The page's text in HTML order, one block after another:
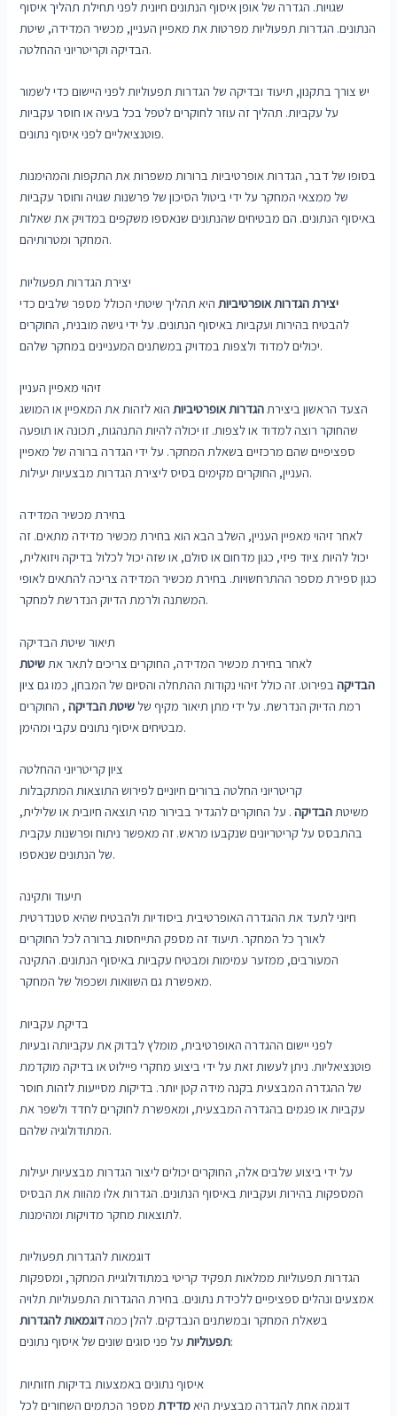
שגויות. הגדרה של אופן איסוף הנתונים חיונית לפני תחילת תהליך איסוף
הנתונים. הגדרות תפעוליות מפרטות את מאפיין העניין, מכשיר המדידה, שיטת
הבדיקה וקריטריוני ההחלטה.
יש צורך בתקנון, תיעוד ובדיקה של הגדרות תפעוליות לפני היישום כדי לשמור
על עקביות. תהליך זה עוזר לחוקרים לטפל בכל בעיה או חוסר עקביות
פוטנציאליים לפני איסוף נתונים.
בסופו של דבר, הגדרות אופרטיביות ברורות משפרות את התקפות והמהימנות
של ממצאי המחקר על ידי ביטול הסיכון של פרשנות שגויה וחוסר עקביות
באיסוף הנתונים. הם מבטיחים שהנתונים שנאספו משקפים במדויק את שאלות
המחקר ומטרותיהם.
יצירת הגדרות תפעוליות
יצירת הגדרות אופרטיביותהיא תהליך שיטתי הכולל מספר שלבים כדי
להבטיח בהירות ועקביות באיסוף הנתונים. על ידי גישה מובנית, החוקרים
יכולים למדוד ולצפות במדויק במשתנים המעניינים במחקר שלהם.
זיהוי מאפיין העניין
הצעד הראשון ביצירתהגדרות אופרטיביותהוא לזהות את המאפיין או המושג
שהחוקר רוצה למדוד או לצפות. זו יכולה להיות התנהגות, תכונה או תופעה
ספציפיים שהם מרכזיים בשאלת המחקר. על ידי הגדרה ברורה של מאפיין
העניין, החוקרים מקימים בסיס ליצירת הגדרות מבצעיות יעילות.
בחירת מכשיר המדידה
לאחר זיהוי מאפיין העניין, השלב הבא הוא בחירת מכשיר מדידה מתאים. זה
יכול להיות ציוד פיזי, כגון מדחום או סולם, או שזה יכול לכלול בדיקה ויזואלית,
כגון ספירת מספר ההתרחשויות. בחירת מכשיר המדידה צריכה להתאים לאופי
המשתנה ולרמת הדיוק הנדרשת למחקר.
תיאור שיטת הבדיקה
לאחר בחירת מכשיר המדידה, החוקרים צריכים לתאר את שיטת
הבדיקהבפירוט. זה כולל זיהוי נקודות ההתחלה והסיום של המבחן, כמו גם ציון
רמת הדיוק הנדרשת. על ידי מתן תיאור מקיף שלשיטת הבדיקה, החוקרים
מבטיחים איסוף נתונים עקבי ומהימן.
ציון קריטריוני ההחלטה
קריטריוני החלטה ברורים חיוניים לפירוש התוצאות המתקבלות
משיטתהבדיקה. על החוקרים להגדיר בבירור מהי תוצאה חיובית או שלילית,
בהתבסס על קריטריונים שנקבעו מראש. זה מאפשר ניתוח ופרשנות עקבית
של הנתונים שנאספו.
תיעוד ותקינה
חיוני לתעד את ההגדרה האופרטיבית ביסודיות ולהבטיח שהיא סטנדרטית
לאורך כל המחקר. תיעוד זה מספק התייחסות ברורה לכל החוקרים
המעורבים, ממזער עמימות ומבטיח עקביות באיסוף הנתונים. התקינה
מאפשרת גם השוואות ושכפול של המחקר.
בדיקת עקביות
לפני יישום ההגדרה האופרטיבית, מומלץ לבדוק את עקביותה ובעיות
פוטנציאליות. ניתן לעשות זאת על ידי ביצוע מחקרי פיילוט או בדיקה מוקדמת
של ההגדרה המבצעית בקנה מידה קטן יותר. בדיקות מסייעות לזהות חוסר
עקביות או פגמים בהגדרה המבצעית, ומאפשרת לחוקרים לחדד ולשפר את
המתודולוגיה שלהם.
על ידי ביצוע שלבים אלה, החוקרים יכולים ליצור הגדרות מבצעיות יעילות
המספקות בהירות ועקביות באיסוף הנתונים. הגדרות אלו מהוות את הבסיס
לתוצאות מחקר מדויקות ומהימנות.
דוגמאות להגדרות תפעוליות
הגדרות תפעוליות ממלאות תפקיד קריטי במתודולוגיית המחקר, ומספקות
אמצעים ונהלים ספציפיים ללכידת נתונים. בחירת ההגדרות התפעוליות תלויה
בשאלת המחקר ובמשתנים הנבדקים. להלן כמהדוגמאות להגדרות
תפעוליותעל פני סוגים שונים של איסוף נתונים:
איסוף נתונים באמצעות בדיקות חזותיות
דוגמה אחת להגדרה מבצעית היא מדידתמספר הכתמים השחורים לכל